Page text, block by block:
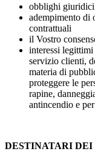
obblighi
adempimento di
contrattuali
il Vostro
interessi
servizio clienti,
materia di
proteggere le
rapine,
antincendio e
DESTINATARI